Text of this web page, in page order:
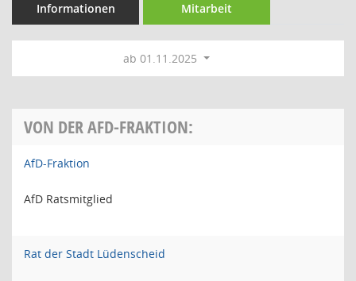
Informationen Mitarbeit
ab 01.11.2025
VON DER AFD-FRAKTION:
AfD-Fraktion
AfD Ratsmitglied
Rat der Stadt Lüdenscheid